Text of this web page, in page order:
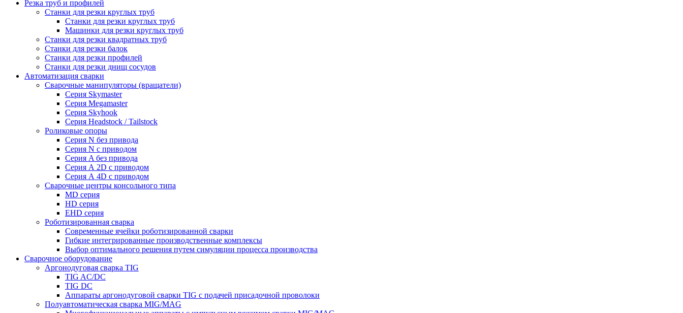
Резка труб и профилей
Станки для резки круглых труб
Станки для резки круглых труб
Машинки для резки круглых труб
Станки для резки квадратных труб
Станки для резки балок
Станки для резки профилей
Станки для резки днищ сосудов
Автоматизация сварки
Сварочные манипуляторы (вращатели)
Серия Skymaster
Серия Megamaster
Серия Skyhook
Серия Headstock / Tailstock
Роликовые опоры
Серия N без привода
Серия N с приводом
Серия A без привода
Серия А 2D с приводом
Серия А 4D с приводом
Сварочные центры консольного типа
MD серия
HD серия
EHD серия
Роботизированная сварка
Современные ячейки роботизированной сварки
Гибкие интегрированные производственные комплексы
Выбор оптимального решения путем симуляции процесса производства
Сварочное оборудование
Аргонодуговая сварка TIG
TIG AC/DC
TIG DC
Аппараты аргонодуговой сварки TIG с подачей присадочной проволоки
Полуавтоматическая сварка MIG/MAG